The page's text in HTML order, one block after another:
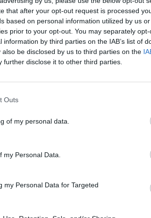
that after your opt-out request is processed
based on personal information utilized by us
prior to your opt-out. You may separately
by third parties on the IAB’s list of
be disclosed by us to third parties on the
further disclose it to other third parties.
Outs
of my personal data.
Personal Data.
my Personal Data for Targeted
krzyk naszego serca do
się broń. ProszęRadio
się głosem tych, którzy głosu
i giną w bezsensownych
To dla nas bardzo
na solidarność zarówno
– prosimy, pomóżcie nam
nasilają się w